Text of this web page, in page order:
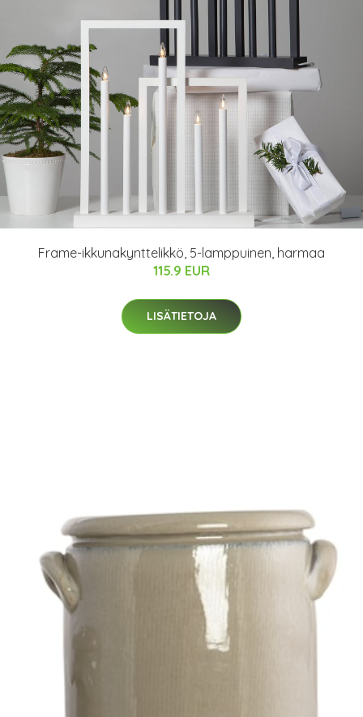
Frame-ikkunakynttelikkö, 5-lamppuinen, harmaa
115.9 EUR
LISÄTIETOJA